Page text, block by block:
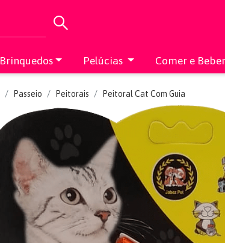
Brinquedos Pelúcias Comer e Beber
Passeio Peitorais Peitoral Cat Com Guia